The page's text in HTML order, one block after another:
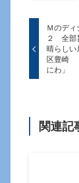
Ｍのデ
２ 全部
晴らし
区豊崎
にわ」
関連記